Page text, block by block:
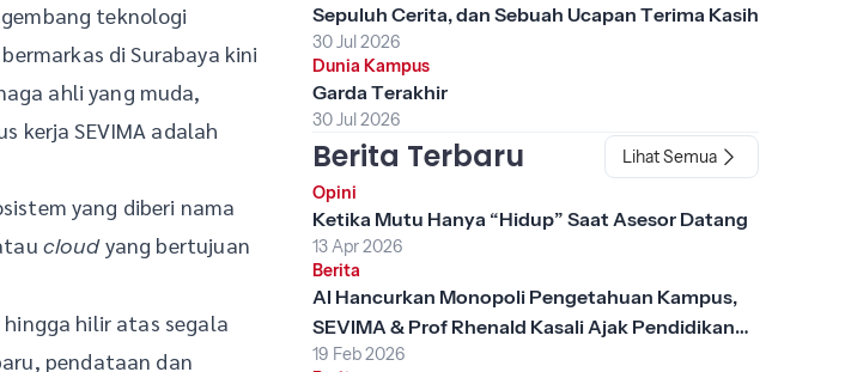
teknologi
di Surabaya kini
ahli yang muda,
kerja SEVIMA adalah
yang diberi nama
cloudyang bertujuan
hilir atas segala
pendataan dan
Sepuluh Cerita, dan Sebuah Ucapan Terima Kasih
30 Jul 2026
Dunia Kampus
Garda Terakhir
30 Jul 2026
Berita Terbaru
Lihat Semua
Opini
Ketika Mutu Hanya “Hidup” Saat Asesor Datang
13 Apr 2026
Berita
AI Hancurkan Monopoli Pengetahuan Kampus,
SEVIMA & Prof Rhenald Kasali Ajak Pendidikan
Tinggi Berubah
19 Feb 2026